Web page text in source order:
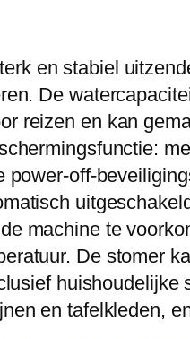
en stabiel
De
reizen en kan
power-off-
machine te
De stomer
huishoudelijke
en tafelkleden,